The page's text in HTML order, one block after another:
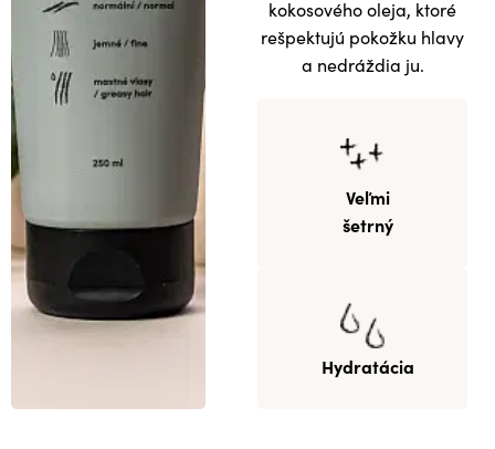
Veľmi
šetrný
Hydratácia
kokosového oleja, ktoré
rešpektujú pokožku hlavy
a nedráždia ju.